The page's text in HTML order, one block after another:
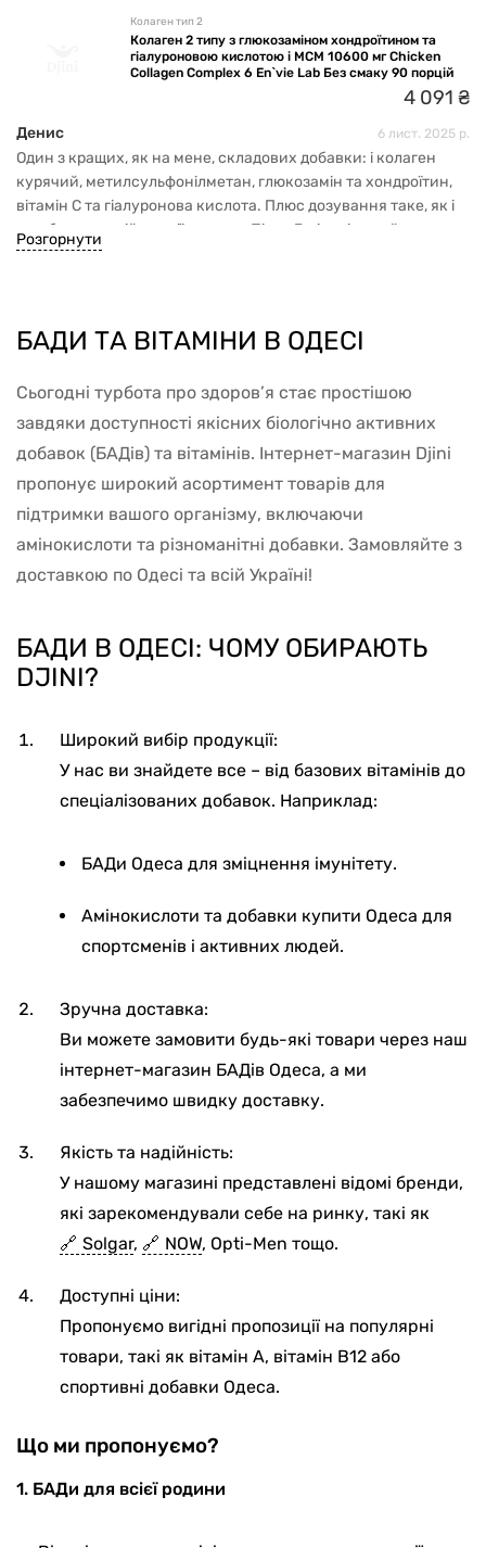
можливо, через кращу мастильність суглобів. Саме рідка
форма, ае капсули, мені стала комфортнішою. Що не
ідеально: смак не кожного задовольнить — декому він
здається занадто солодким. І помітного «вау-ефекту» (типу
одразу «суглоби як нові») не буде — ефект поступовий.
Також важливо: після відкриття треба зберігати в
холодильнику (інструкція) — інакше свіжість може
втратитись.
Колаген тип 2
Колаген 2 типу з глюкозаміном хондроїтином та
гіалуроновою кислотою і МСМ 10600 мг Chicken
Collagen Complex 6 En`vie Lab Без смаку 90 порцій
4 091 ₴
Денис 6 лист. 2025 р.
Один з кращих, як на мене, складових добавки: і колаген
курячий, метилсульфонілметан, глюкозамін та хондроїтин,
вітамін С та гіалуронова кислота. Плюс дозування таке, як і
має бути в одній порції на день. Після 3 місяців прийому
гнучкість дещо тішить, з’явилося відчуття легкості, немає
в добавці.
Розгорнути
БАДИ ТА ВІТАМІНИ В ОДЕСІ
Сьогодні турбота про здоров’я стає простішою
завдяки доступності якісних біологічно активних
добавок (БАДів) та вітамінів. Інтернет-магазин Djini
пропонує широкий асортимент товарів для
підтримки вашого організму, включаючи
амінокислоти та різноманітні добавки. Замовляйте з
доставкою по Одесі та всій Україні!
БАДИ В ОДЕСІ: ЧОМУ ОБИРАЮТЬ
DJINI?
Широкий вибір продукції:
У нас ви знайдете все – від базових вітамінів до
спеціалізованих добавок. Наприклад:
БАДи Одеса для зміцнення імунітету.
Амінокислоти та добавки купити Одеса для
спортсменів і активних людей.
Зручна доставка:
Ви можете замовити будь-які товари через наш
інтернет-магазин БАДів Одеса, а ми
забезпечимо швидку доставку.
Якість та надійність:
У нашому магазині представлені відомі бренди,
які зарекомендували себе на ринку, такі як
Solgar, NOW, Opti-Men тощо.
Доступні ціни:
Пропонуємо вигідні пропозиції на популярні
товари, такі як вітамін А, вітамін В12 або
спортивні добавки Одеса.
Що ми пропонуємо?
1. БАДи для всієї родини